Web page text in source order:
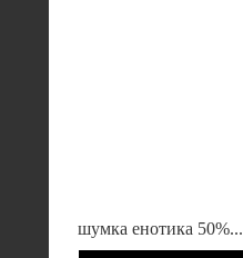
шумка енотика 50%...